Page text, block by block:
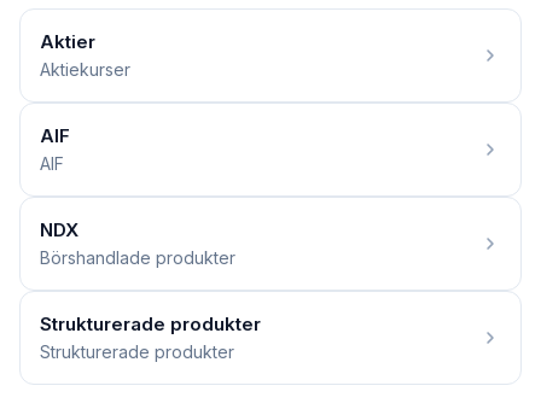
Aktier
Aktiekurser
AIF
AIF
NDX
Börshandlade produkter
Strukturerade produkter
Strukturerade produkter